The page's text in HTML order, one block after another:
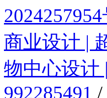
商业设计 |
物中心设计
992285491 /